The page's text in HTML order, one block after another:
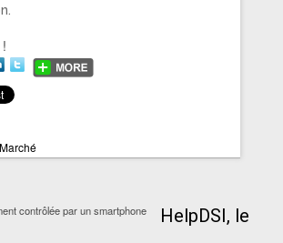
Marché
contrôlée par un smartphone
HelpDSI, le